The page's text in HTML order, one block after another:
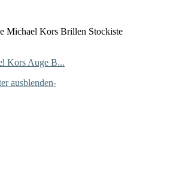
Michael Kors Brillen Stockiste
Kors Auge B...
ausblenden-